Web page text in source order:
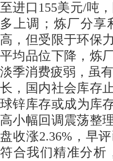
至进口155美元/吨
多上调；炼厂分享
高，但受限于环保
平均品位下降，炼
淡季消费疲弱，虽
长，国内社会库存
球锌库存或成为库
高小幅回调震荡整
盘收涨2.36%，早
符合我们精准分析